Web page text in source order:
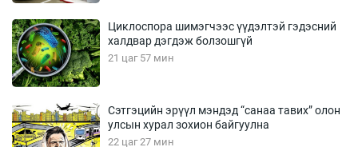
Циклоспора шимэгчээс үүдэлтэй гэдэсний
халдвар дэгдэж болзошгүй
21 цаг 57 мин
Сэтгэцийн эрүүл мэндэд “санаа тавих” олон
улсын хурал зохион байгуулна
22 цаг 27 мин